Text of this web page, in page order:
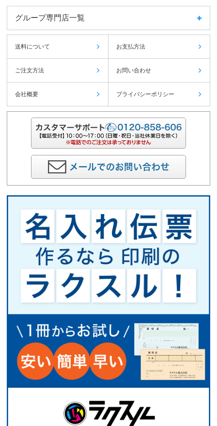
グループ専門店一覧
送料について お支払方法
ご注文方法 お問い合わせ
会社概要 プライバシーポリシー